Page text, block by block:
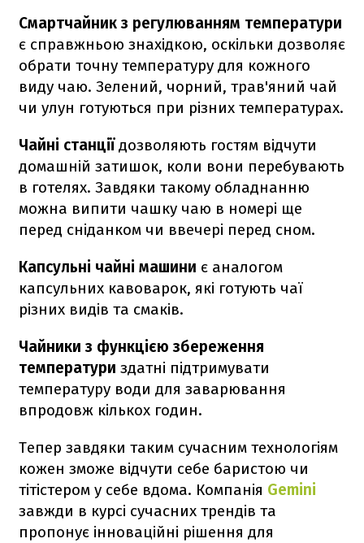
Смартчайник з регулюванням температури
є справжньою знахідкою, оскільки дозволяє
обрати точну температуру для кожного
виду чаю. Зелений, чорний, трав'яний чай
чи улун готуються при різних температурах.
Чайні станціїдозволяють гостям відчути
домашній затишок, коли вони перебувають
в готелях. Завдяки такому обладнанню
можна випити чашку чаю в номері ще
перед сніданком чи ввечері перед сном.
Капсульні чайні машини є аналогом
капсульних кавоварок, які готують чаї
різних видів та смаків.
Чайники з функцією збереження
температури здатні підтримувати
температуру води для заварювання
впродовж кількох годин.
Тепер завдяки таким сучасним технологіям
кожен зможе відчути себе баристою чи
тітістером у себе вдома. Компанія Gemini
завжди в курсі сучасних трендів та
пропонує інноваційні рішення для